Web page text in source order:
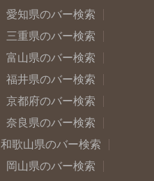
愛知県のバー検索
三重県のバー検索
富山県のバー検索
福井県のバー検索
京都府のバー検索
奈良県のバー検索
和歌山県のバー検索
岡山県のバー検索